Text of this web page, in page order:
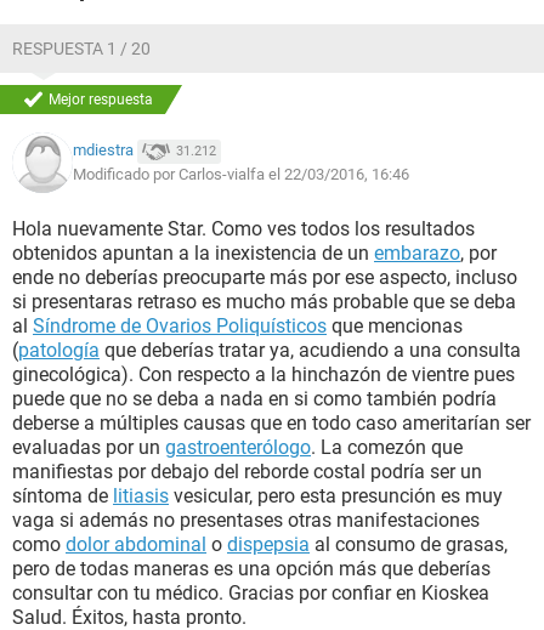
RESPUESTA 1 / 20
Mejor respuesta
mdiestra 31.212
Modificado por Carlos-vialfa el 22/03/2016, 16:46
Hola nuevamente Star. Como ves todos los resultados
obtenidos apuntan a la inexistencia de un embarazo, por
ende no deberías preocuparte más por ese aspecto, incluso
si presentaras retraso es mucho más probable que se deba
al Síndrome de Ovarios Poliquísticos que mencionas
(patología que deberías tratar ya, acudiendo a una consulta
ginecológica). Con respecto a la hinchazón de vientre pues
puede que no se deba a nada en si como también podría
deberse a múltiples causas que en todo caso ameritarían ser
evaluadas por un gastroenterólogo. La comezón que
manifiestas por debajo del reborde costal podría ser un
síntoma de litiasis vesicular, pero esta presunción es muy
vaga si además no presentases otras manifestaciones
como dolor abdominal o dispepsia al consumo de grasas,
pero de todas maneras es una opción más que deberías
consultar con tu médico. Gracias por confiar en Kioskea
Salud. Éxitos, hasta pronto.